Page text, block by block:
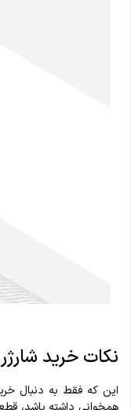
نکات خرید
این که فقط به دنبال